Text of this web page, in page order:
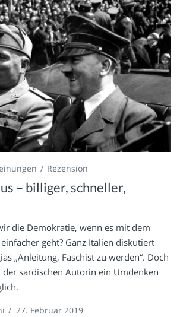
Rezension
– billiger, schneller,
die Demokratie, wenn es mit dem
geht? Ganz Italien diskutiert
„Anleitung, Faschist zu werden“. Doch
sardischen Autorin ein Umdenken
/ 27. Februar 2019